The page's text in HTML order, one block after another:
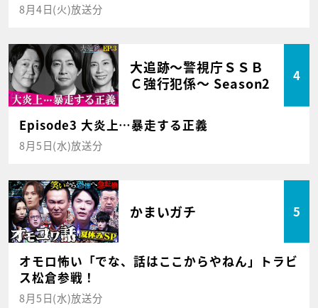
8月4日(火)放送分
大追跡～警視庁ＳＳＢ
Ｃ強行犯係～ Season2
4
Episode3 大炎上…暴走する正義
8月5日(水)放送分
かまいガチ 5
オモロ怖い「でな、話はここからやねん」トラビ
ス松倉参戦！
8月5日(水)放送分